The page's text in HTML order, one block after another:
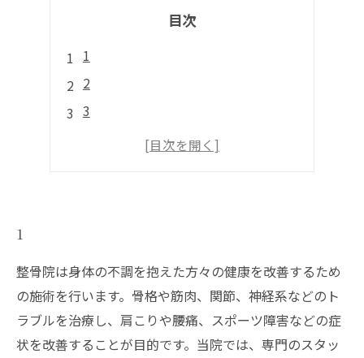
目次
1
2
3
1
整骨院は身体の不調を抱えた方々の健康を改善するため
の施術を行います。骨格や筋肉、関節、神経系などのト
ラブルを治療し、肩こりや腰痛、スポーツ障害などの症
状を改善することが目的です。当院では、専門のスタッ